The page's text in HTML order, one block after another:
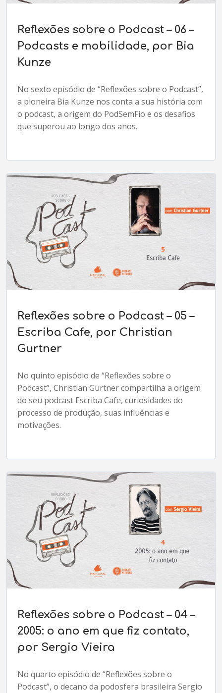
Reflexões sobre o Podcast – 06 –
Podcasts e mobilidade, por Bia
Kunze
No sexto episódio de “Reflexões sobre o Podcast”,
a pioneira Bia Kunze nos conta a sua história com
o podcast, a origem do PodSemFio e os desafios
que superou ao longo dos anos.
Reflexões sobre o Podcast – 05 –
Escriba Cafe, por Christian
Gurtner
No quinto episódio de “Reflexões sobre o
Podcast”, Christian Gurtner compartilha a origem
do seu podcast Escriba Cafe, curiosidades do
processo de produção, suas influências e
motivações.
Reflexões sobre o Podcast – 04 –
2005: o ano em que fiz contato,
por Sergio Vieira
No quarto episódio de “Reflexões sobre o
Podcast”, o decano da podosfera brasileira Sergio